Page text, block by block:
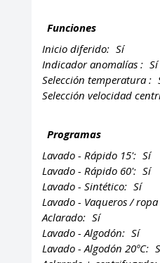
Funciones
Inicio diferido: Sí
Indicador anomalías : Sí
Selección temperatura :
Selección velocidad
Programas
Lavado - Rápido 15': Sí
Lavado - Rápido 60': Sí
Lavado - Sintético: Sí
Lavado - Vaqueros /
Aclarado: Sí
Lavado - Algodón: Sí
Lavado - Algodón 20ºC: